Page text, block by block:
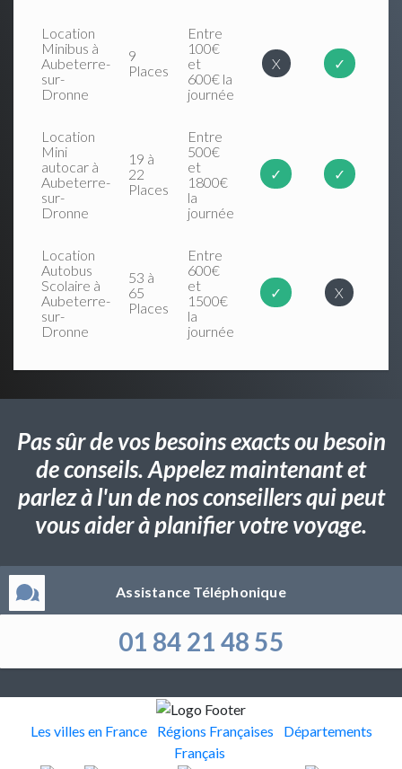
Location
Minibus à
Aubeterre-
sur-
Dronne
9
Places
Entre
100€
et
600€ la
journée
X ✓
Location
Mini
autocar à
Aubeterre-
sur-
Dronne
19 à
22
Places
Entre
500€
et
1800€
la
journée
✓ ✓
Location
Autobus
Scolaire à
Aubeterre-
sur-
Dronne
53 à
65
Places
Entre
600€
et
1500€
la
journée
✓ X
Pas sûr de vos besoins exacts ou besoin
de conseils. Appelez maintenant et
parlez à l'un de nos conseillers qui peut
vous aider à planifier votre voyage.
Assistance Téléphonique
01 84 21 48 55
Les villes en France Régions Françaises
Départements
Français